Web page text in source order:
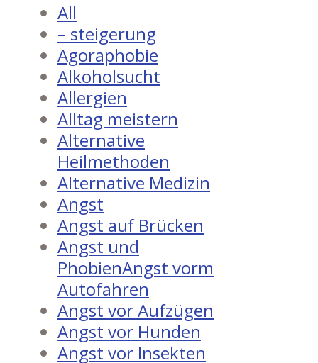
All
– steigerung
Agoraphobie
Alkoholsucht
Allergien
Alltag meistern
Alternative
Heilmethoden
Alternative Medizin
Angst
Angst auf Brücken
Angst und
PhobienAngst vorm
Autofahren
Angst vor Aufzügen
Angst vor Hunden
Angst vor Insekten